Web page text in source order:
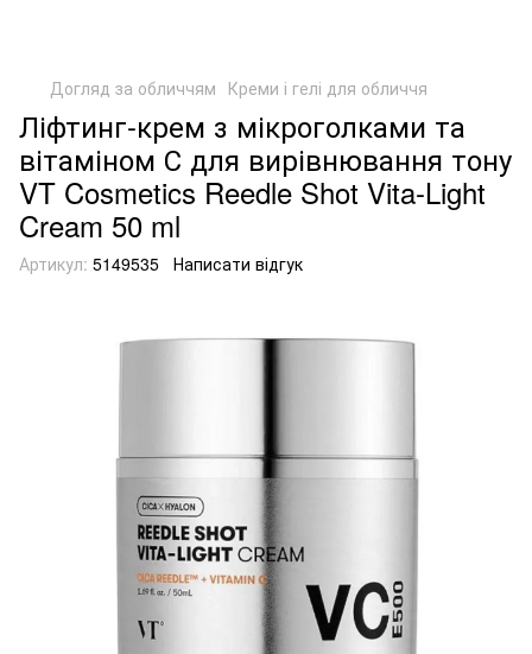
Догляд за обличчям Креми і гелі для обличчя
Ліфтинг-крем з мікроголками та
вітаміном С для вирівнювання тону
VT Cosmetics Reedle Shot Vita-Light
Cream 50 ml
Артикул: 5149535 Написати відгук